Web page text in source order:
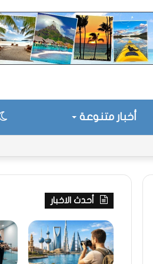
أخبار متنوعة
أحدث الاخبار